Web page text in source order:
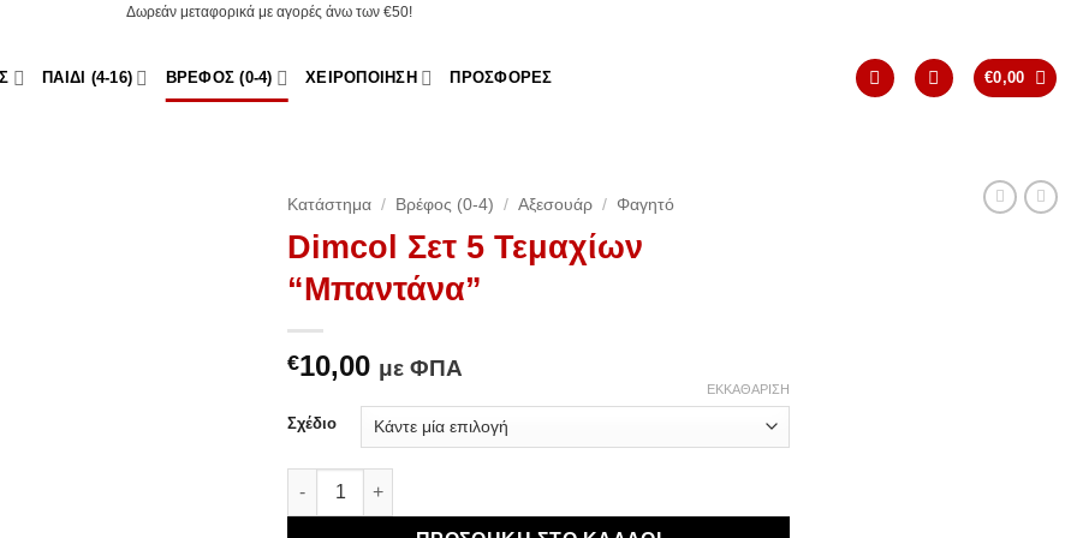
Δωρεάν μεταφορικά με αγορές άνω των €50!
ΠΑΙΔΊ (4-16) ΒΡΈΦΟΣ (0-4) ΧΕΙΡΟΠΟΊΗΣΗ ΠΡΟΣΦΟΡΈΣ €0,00
Κατάστημα / Βρέφος (0-4) / Αξεσουάρ / Φαγητό
Dimcol Σετ 5 Τεμαχίων
“Μπαντάνα”
€10,00 με ΦΠΑ
Σχέδιο
ΕΚΚΑΘΆΡΙΣΗ
Dimcol Σετ 5 Τεμαχίων "Μπαντάνα" ποσότητα